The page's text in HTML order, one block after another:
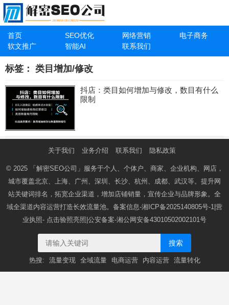
首页 SEO优化 网络营销
电子商务
软文推广
智能AI 联系我们
标签： 类目增加/修改
抖店：类目如何增加与修改，数目有什么
限制
关于我们 业务介绍 联系我们 隐私政策
© 2025 「解密SEO公司」 服务于个人、个体户、商家、企业机构、网店，
城市覆盖北京、上海、广州、深圳、长沙、杭州、成都、武汉等。提升网
站关键词排名，拓宽企业渠道，增加店铺销量，宣传企业与品牌形象。全
域全渠道内容运营打造长效流量池。备案信息-湘ICP备2025140805号-1 |营
业执照- 点击验照亮照 |公安备案-湘公网安备43010502002101号
搜索
热搜: 流量变现 全域流量 电商运营 内容运营 流量转化